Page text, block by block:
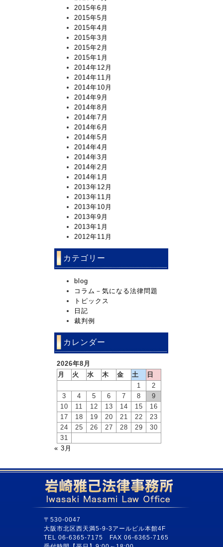
2015年6月
2015年5月
2015年4月
2015年3月
2015年2月
2015年1月
2014年12月
2014年11月
2014年10月
2014年9月
2014年8月
2014年7月
2014年6月
2014年5月
2014年4月
2014年3月
2014年2月
2014年1月
2013年12月
2013年11月
2013年10月
2013年9月
2013年1月
2012年11月
カテゴリー
blog
コラム－気になる法律問題
トピックス
日記
裁判例
カレンダー
2026年8月
月
火 水 木 金 土
日
1
2
3
4 5 6 7 8
9
10
11 12 13 14 15
16
17
18 19 20 21 22
23
24
25 26 27 28 29
30
31
« 3月
〒530-0047
大阪市北区西天満5-9-3アールビル本館4F
TEL 06-6365-7175 FAX 06-6365-7165